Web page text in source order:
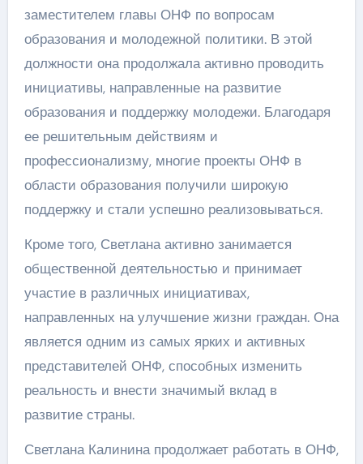
заместителем главы ОНФ по вопросам
образования и молодежной политики. В этой
должности она продолжала активно проводить
инициативы, направленные на развитие
образования и поддержку молодежи. Благодаря
ее решительным действиям и
профессионализму, многие проекты ОНФ в
области образования получили широкую
поддержку и стали успешно реализовываться.
Кроме того, Светлана активно занимается
общественной деятельностью и принимает
участие в различных инициативах,
направленных на улучшение жизни граждан. Она
является одним из самых ярких и активных
представителей ОНФ, способных изменить
реальность и внести значимый вклад в
развитие страны.
Светлана Калинина продолжает работать в ОНФ,